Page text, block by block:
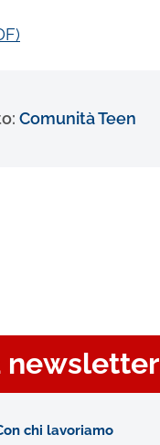
Comunità Teen
newsletter
chi lavoriamo